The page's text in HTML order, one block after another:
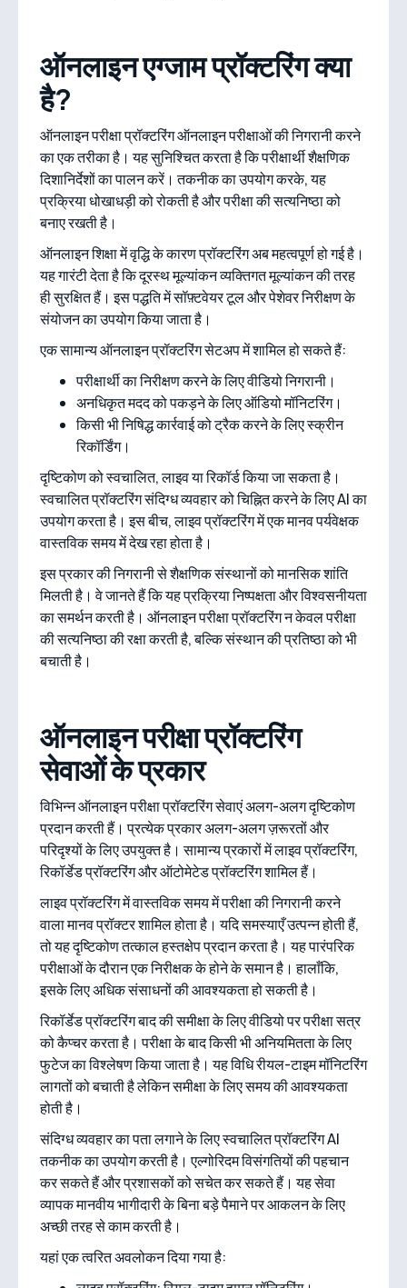
ऑनलाइन एग्जाम प्रॉक्टरिंग क्या
है?
ऑनलाइन परीक्षा प्रॉक्टरिंग ऑनलाइन परीक्षाओं की निगरानी करने
का एक तरीका है। यह सुनिश्चित करता है कि परीक्षार्थी शैक्षणिक
दिशानिर्देशों का पालन करें। तकनीक का उपयोग करके, यह
प्रक्रिया धोखाधड़ी को रोकती है और परीक्षा की सत्यनिष्ठा को
बनाए रखती है।
ऑनलाइन शिक्षा में वृद्धि के कारण प्रॉक्टरिंग अब महत्वपूर्ण हो गई है।
यह गारंटी देता है कि दूरस्थ मूल्यांकन व्यक्तिगत मूल्यांकन की तरह
ही सुरक्षित हैं। इस पद्धति में सॉफ़्टवेयर टूल और पेशेवर निरीक्षण के
संयोजन का उपयोग किया जाता है।
एक सामान्य ऑनलाइन प्रॉक्टरिंग सेटअप में शामिल हो सकते हैं:
परीक्षार्थी का निरीक्षण करने के लिए वीडियो निगरानी।
अनधिकृत मदद को पकड़ने के लिए ऑडियो मॉनिटरिंग।
किसी भी निषिद्ध कार्रवाई को ट्रैक करने के लिए स्क्रीन
रिकॉर्डिंग।
दृष्टिकोण को स्वचालित, लाइव या रिकॉर्ड किया जा सकता है।
स्वचालित प्रॉक्टरिंग संदिग्ध व्यवहार को चिह्नित करने के लिए AI का
उपयोग करता है। इस बीच, लाइव प्रॉक्टरिंग में एक मानव पर्यवेक्षक
वास्तविक समय में देख रहा होता है।
इस प्रकार की निगरानी से शैक्षणिक संस्थानों को मानसिक शांति
मिलती है। वे जानते हैं कि यह प्रक्रिया निष्पक्षता और विश्वसनीयता
का समर्थन करती है। ऑनलाइन परीक्षा प्रॉक्टरिंग न केवल परीक्षा
की सत्यनिष्ठा की रक्षा करती है, बल्कि संस्थान की प्रतिष्ठा को भी
बचाती है।
ऑनलाइन परीक्षा प्रॉक्टरिंग
सेवाओं के प्रकार
विभिन्न ऑनलाइन परीक्षा प्रॉक्टरिंग सेवाएं अलग-अलग दृष्टिकोण
प्रदान करती हैं। प्रत्येक प्रकार अलग-अलग ज़रूरतों और
परिदृश्यों के लिए उपयुक्त है। सामान्य प्रकारों में लाइव प्रॉक्टरिंग,
रिकॉर्डेड प्रॉक्टरिंग और ऑटोमेटेड प्रॉक्टरिंग शामिल हैं।
लाइव प्रॉक्टरिंग में वास्तविक समय में परीक्षा की निगरानी करने
वाला मानव प्रॉक्टर शामिल होता है। यदि समस्याएँ उत्पन्न होती हैं,
तो यह दृष्टिकोण तत्काल हस्तक्षेप प्रदान करता है। यह पारंपरिक
परीक्षाओं के दौरान एक निरीक्षक के होने के समान है। हालाँकि,
इसके लिए अधिक संसाधनों की आवश्यकता हो सकती है।
रिकॉर्डेड प्रॉक्टरिंग बाद की समीक्षा के लिए वीडियो पर परीक्षा सत्र
को कैप्चर करता है। परीक्षा के बाद किसी भी अनियमितता के लिए
फुटेज का विश्लेषण किया जाता है। यह विधि रीयल-टाइम मॉनिटरिंग
लागतों को बचाती है लेकिन समीक्षा के लिए समय की आवश्यकता
होती है।
संदिग्ध व्यवहार का पता लगाने के लिए स्वचालित प्रॉक्टरिंग AI
तकनीक का उपयोग करती है। एल्गोरिदम विसंगतियों की पहचान
कर सकते हैं और प्रशासकों को सचेत कर सकते हैं। यह सेवा
व्यापक मानवीय भागीदारी के बिना बड़े पैमाने पर आकलन के लिए
अच्छी तरह से काम करती है।
यहां एक त्वरित अवलोकन दिया गया है: